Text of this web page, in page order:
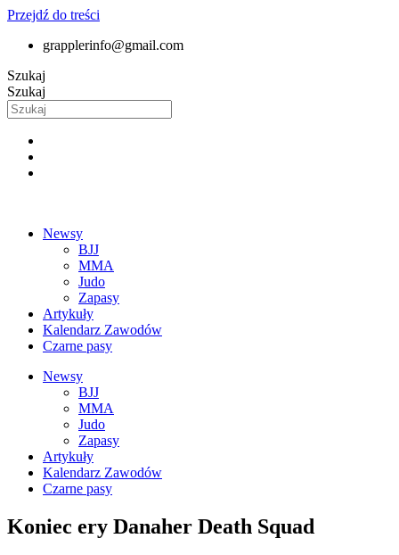
Przejdź do treści
grapplerinfo@gmail.com
Szukaj
Szukaj
Newsy
BJJ
MMA
Judo
Zapasy
Artykuły
Kalendarz Zawodów
Czarne pasy
Newsy
BJJ
MMA
Judo
Zapasy
Artykuły
Kalendarz Zawodów
Czarne pasy
Koniec ery Danaher Death Squad